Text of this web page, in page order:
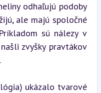
odhaľujú podoby
ale majú spoločné
sú nálezy v
zvyšky pravtákov
ukázalo tvarové